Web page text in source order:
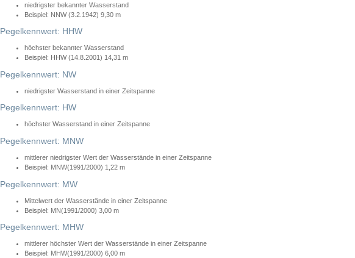
niedrigster bekannter Wasserstand
Beispiel: NNW (3.2.1942) 9,30 m
Pegelkennwert: HHW
höchster bekannter Wasserstand
Beispiel: HHW (14.8.2001) 14,31 m
Pegelkennwert: NW
niedrigster Wasserstand in einer Zeitspanne
Pegelkennwert: HW
höchster Wasserstand in einer Zeitspanne
Pegelkennwert: MNW
mittlerer niedrigster Wert der Wasserstände in einer Zeitspanne
Beispiel: MNW(1991/2000) 1,22 m
Pegelkennwert: MW
Mittelwert der Wasserstände in einer Zeitspanne
Beispiel: MN(1991/2000) 3,00 m
Pegelkennwert: MHW
mittlerer höchster Wert der Wasserstände in einer Zeitspanne
Beispiel: MHW(1991/2000) 6,00 m